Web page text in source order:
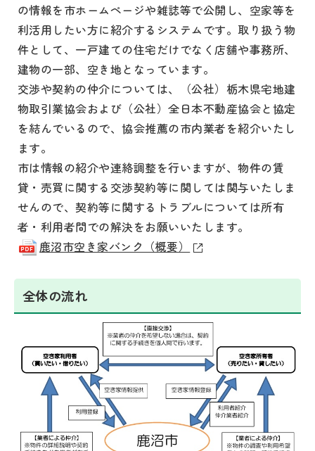
の情報を市ホームページや雑誌等で公開し、空家等を
利活用したい方に紹介するシステムです。取り扱う物
件として、一戸建ての住宅だけでなく店舗や事務所、
建物の一部、空き地となっています。
交渉や契約の仲介については、（公社）栃木県宅地建
物取引業協会および（公社）全日本不動産協会と協定
を結んでいるので、協会推薦の市内業者を紹介いたし
ます。
市は情報の紹介や連絡調整を行いますが、物件の賃
貸・売買に関する交渉契約等に関しては関与いたしま
せんので、契約等に関するトラブルについては所有
者・利用者間での解決をお願いいたします。
鹿沼市空き家バンク（概要）
全体の流れ